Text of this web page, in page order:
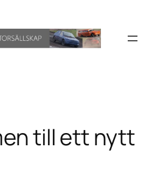
till ett nytt